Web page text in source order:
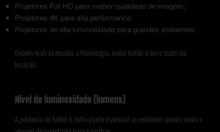
Projetores Full HD para melhor qualidade de imagem;
Projetores 4K para alta performance;
Projetores de alta luminosidade para grandes ambientes.
Quanto mais avançada a tecnologia, maior tende a ser o custo da
locação.
Nível de luminosidade (lumens)
A potência de brilho é outro ponto essencial ao entender quanto custa o